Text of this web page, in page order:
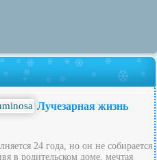
Лучезарная жизнь
24 года, но он не собирается
в родительском доме, мечтая